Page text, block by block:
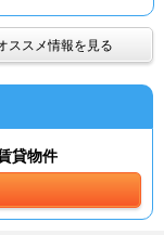
ススメ情報を見る
貸物件